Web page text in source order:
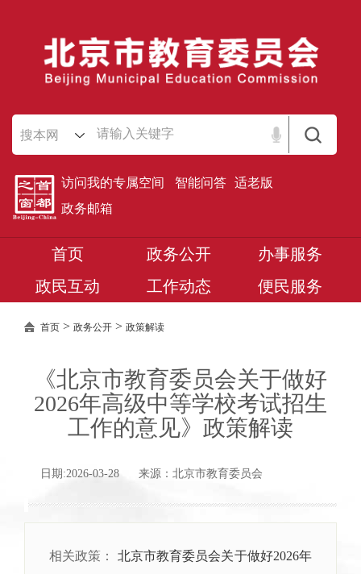
搜本网
访问我的专属空间 智能问答 适老版
政务邮箱
首页 政务公开
办事服务
政民互动
工作动态 便民服务
首页 > 政务公开 > 政策解读
《北京市教育委员会关于做好
2026年高级中等学校考试招生
工作的意见》政策解读
日期:2026-03-28 来源：北京市教育委员会
相关政策： 北京市教育委员会关于做好2026年